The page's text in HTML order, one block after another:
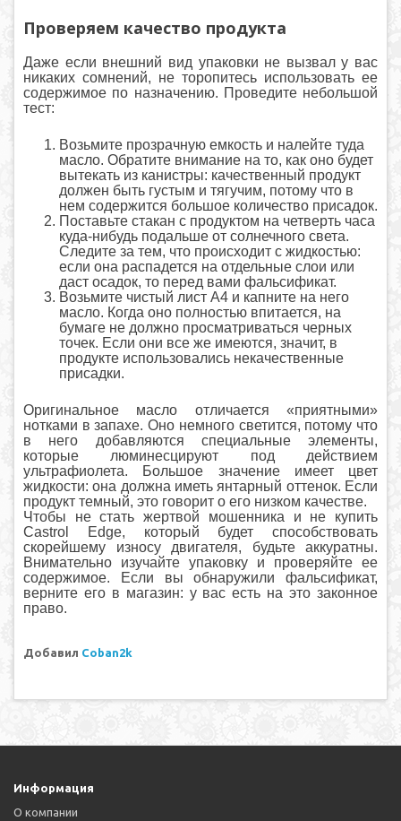
Проверяем качество продукта
Даже если внешний вид упаковки не вызвал у вас
никаких сомнений, не торопитесь использовать ее
содержимое по назначению. Проведите небольшой
тест:
Возьмите прозрачную емкость и налейте туда
масло. Обратите внимание на то, как оно будет
вытекать из канистры: качественный продукт
должен быть густым и тягучим, потому что в
нем содержится большое количество присадок.
Поставьте стакан с продуктом на четверть часа
куда-нибудь подальше от солнечного света.
Следите за тем, что происходит с жидкостью:
если она распадется на отдельные слои или
даст осадок, то перед вами фальсификат.
Возьмите чистый лист А4 и капните на него
масло. Когда оно полностью впитается, на
бумаге не должно просматриваться черных
точек. Если они все же имеются, значит, в
продукте использовались некачественные
присадки.
Оригинальное масло отличается «приятными»
нотками в запахе. Оно немного светится, потому что
в него добавляются специальные элементы,
которые люминесцируют под действием
ультрафиолета. Большое значение имеет цвет
жидкости: она должна иметь янтарный оттенок. Если
продукт темный, это говорит о его низком качестве.
Чтобы не стать жертвой мошенника и не купить
Castrol Edge, который будет способствовать
скорейшему износу двигателя, будьте аккуратны.
Внимательно изучайте упаковку и проверяйте ее
содержимое. Если вы обнаружили фальсификат,
верните его в магазин: у вас есть на это законное
право.
Добавил Coban2k
Информация
О компании